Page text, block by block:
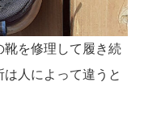
靴を修理して履き続
人によって違うと